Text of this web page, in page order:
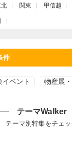
北 関東 甲信越
件
イベント 物産展
テーマWalker
テーマ別特集をチェッ